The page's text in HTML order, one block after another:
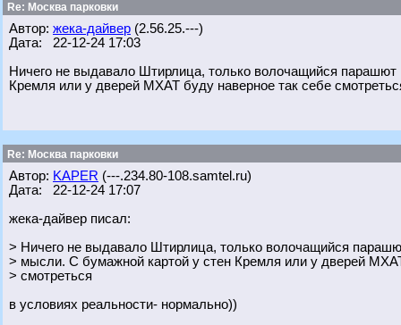
Re: Москва парковки
Автор: жека-дайвер (2.56.25.---)
Дата: 22-12-24 17:03
Ничего не выдавало Штирлица, только волочащийся
Кремля или у дверей МХАТ буду наверное так себе
Re: Москва парковки
Автор: KAPER (---.234.80-108.samtel.ru)
Дата: 22-12-24 17:07
жека-дайвер писал:
> Ничего не выдавало Штирлица, только волочащийся
> мысли. С бумажной картой у стен Кремля или у дверей
> смотреться
в условиях реальности- нормально))